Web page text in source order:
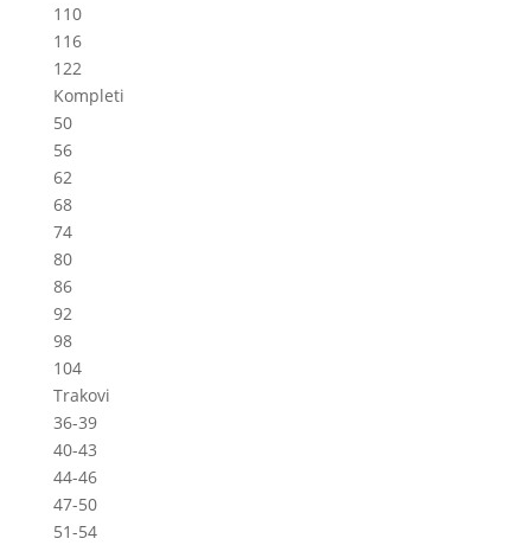
110
116
122
Kompleti
50
56
62
68
74
80
86
92
98
104
Trakovi
36-39
40-43
44-46
47-50
51-54